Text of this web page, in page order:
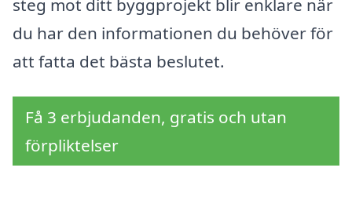
steg mot ditt byggprojekt blir enklare när
du har den informationen du behöver för
att fatta det bästa beslutet.
Få 3 erbjudanden, gratis och utan
förpliktelser